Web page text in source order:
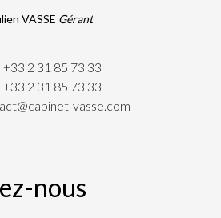
VASSE Gérant
+33 2 31 85 73 33
+33 2 31 85 73 33
vasse.com
nous